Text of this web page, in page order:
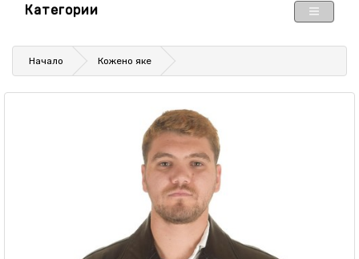
Категории
Начало Кожено яке